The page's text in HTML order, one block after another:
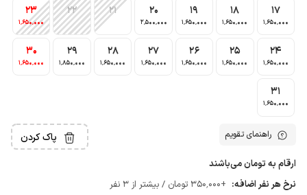
17
1٬650٬000
18
1٬650٬000
19
1٬650٬000
20
2٬500٬000
21
22
23
1٬650٬000
24
1٬650٬000
25
1٬650٬000
26
1٬650٬000
27
1٬650٬000
28
1٬650٬000
29
1٬850٬000
30
1٬650٬000
31
1٬650٬000
راهنمای تقویم پاک کردن
ارقام به تومان می‌باشند
نرخ هر نفر اضافه: +350٬000 تومان / بیشتر از 3 نفر